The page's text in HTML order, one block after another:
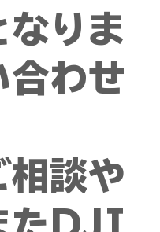
なりま
合わせ
相談や
たDJI